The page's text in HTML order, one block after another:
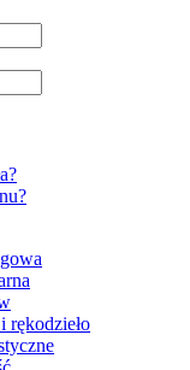
rękodzieło